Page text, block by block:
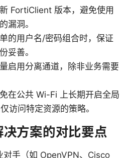
FortiClient 版本，避免使用
漏洞。
的用户名/密码组合时，保证
妥善。
启用分离通道，除非业务需要
在公共 Wi-Fi 上长期开启全局
访问特定资源的策略。
方案的对比要点
手（如 OpenVPN、Cisco